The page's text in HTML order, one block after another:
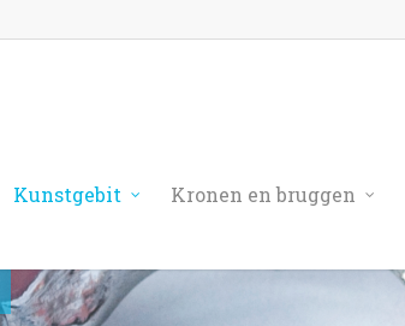
Kunstgebit Kronen en bruggen